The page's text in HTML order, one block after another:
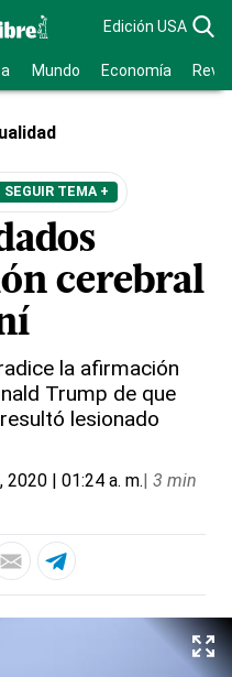
Edición USA
Mundo Economía
SEGUIR TEMA +
cerebral
la afirmación
Trump de que
lesionado
2020 | 01:24 a. m.| 3 min